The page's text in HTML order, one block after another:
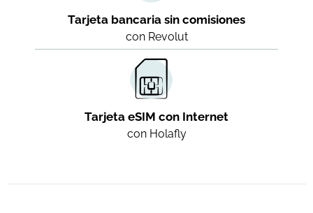
Tarjeta bancaria sin comisiones
con Revolut
Tarjeta eSIM con Internet
con Holafly